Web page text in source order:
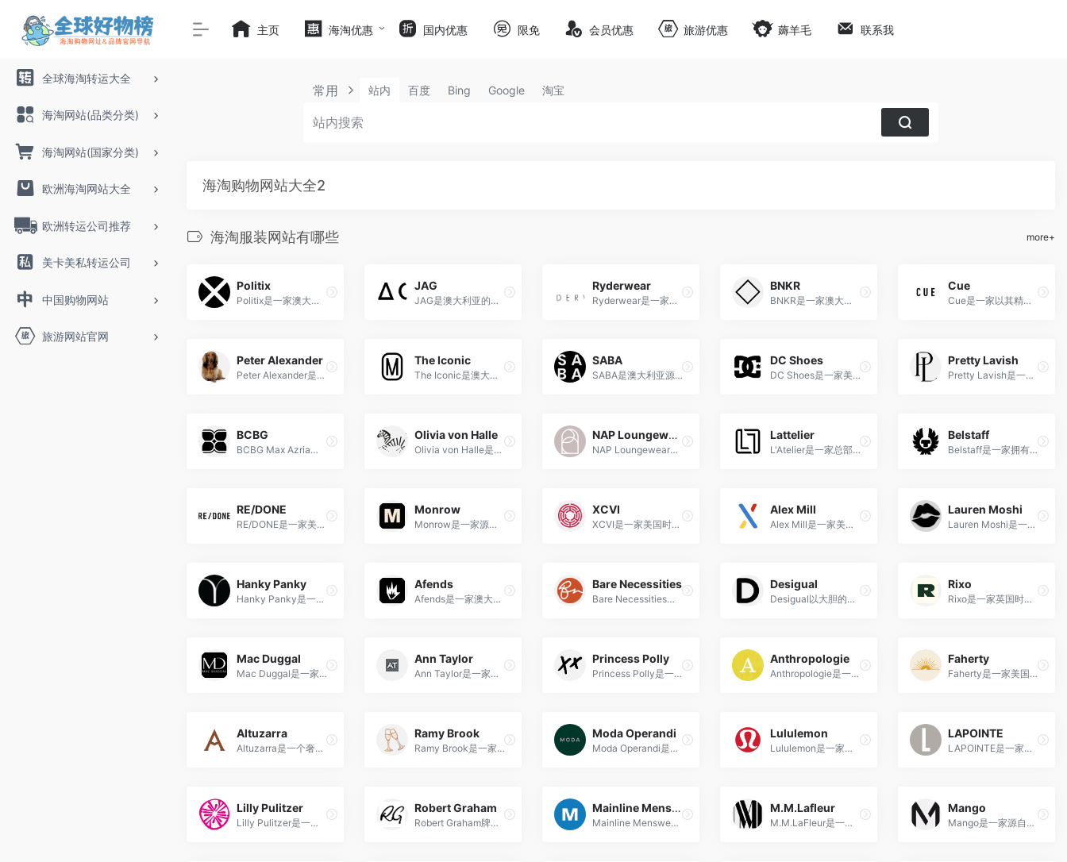
全球海淘转运大全
海淘网站(品类分类)
海淘网站(国家分类)
欧洲海淘网站大全
欧洲转运公司推荐
美卡美私转运公司
中国购物网站
旅游网站官网
主页 海淘优惠 国内优惠 限免 会员优惠 旅游优惠 薅羊毛 联系我
常用 站内 百度 Bing Google 淘宝
海淘购物网站大全2
海淘服装网站有哪些 more+
Politix
Politix是一家澳大利亚时尚男装品牌，以其个性独特的设计风格和高品质制作工艺受到广泛喜爱，为现代都市男士提供多样化的时尚选择。
JAG
JAG是澳大利亚的时尚品牌，以其现代休闲风格和高品质服装系列而备受瞩目。
Ryderwear
Ryderwear是一家澳大利亚运动装备品牌，以其时尚设计和高品质产品在健身界备受瞩目。
BNKR
BNKR是一家澳大利亚时尚零售商，以引领潮流、提供高品质设计师品牌的时尚单品而著称。
Cue
Cue是一家以其精致、时尚和优质的女装而备受喜爱的澳大利亚时尚品牌。
Peter Alexander
Peter Alexander是一家以睡衣和家居服为主打的澳大利亚品牌，以其独特的设计和高品质的产品而备受瞩目，为顾客提供舒适、时尚的家居服装。
The Iconic
The Iconic是澳大利亚领先的时尚与服装在线零售商，提供来自世界各地知名品牌的时尚、服装、鞋履、配饰等产品，以丰富的选择和优质的服务备受消费者喜爱。
SABA
SABA是澳大利亚源自的时尚品牌，以其现代简洁、高品质的设计风格而备受喜爱，为都市人们带来优雅与时尚的穿着选择。
DC Shoes
DC Shoes是一家美国潮流服饰和滑板鞋品牌，以其与极限运动文化的密切联系和高品质产品而备受年轻人喜爱。
Pretty Lavish
Pretty Lavish是一家源自英国的时尚品牌，以其精致女性的时尚单品和独特设计风格而备受喜爱。
BCBG
BCBG Max Azria是由法国设计师Max Azria于1989年创立的时尚品牌，以融合现代感与优雅风格而备受瞩目。
Olivia von Halle
Olivia von Halle是一家源自英国的高端睡衣和家居服品牌，以精致的丝绸面料与优雅剪裁融合，为现代女性带来舒适与品质兼具的家居时尚体验。
NAP Loungewear
NAP Loungewear是一家成立于2020年夏季的高档家居服品牌，以女性视角的经典剪裁和高品质面料为特色，旨在为现代女性提供舒适、优质的时尚家居服装。
Lattelier
L'Atelier是一家总部位于纽约的时尚品牌，成立于2020年，以现代、真实和多维的审美特色为特点，致力于提升日常服装的品质，创造永恒的时尚单品。
Belstaff
Belstaff是一家拥有近一个世纪历史的英国时尚品牌，以其经典的摩托车服装和高品质的皮革制品而备受瞩目，将时尚与功能完美结合。
RE/DONE
RE/DONE是一家美国时尚品牌，以其独特的可持续再生设计和复古牛仔服装而闻名，将传统与现代时尚相融合。
Monrow
Monrow是一家源自洛杉矶的时尚品牌，以其舒适的休闲服装和简约的设计风格著称，兼具潮流与经典元素，注重可持续发展。
XCVI
XCVI是一家美国时尚品牌，以将舒适性与时尚融合于设计中，以宽松休闲风格和高品质材料著称，成为了备受瞩目的时尚界品牌。
Alex Mill
Alex Mill是一家美国时尚品牌，以融合经典、舒适和实用的设计理念而闻名，致力于提供高品质、低调奢华的服装选择。
Lauren Moshi
Lauren Moshi是一家以独特手绘设计和高品质材料闻名的美国时尚品牌。
Hanky Panky
Hanky Panky是一家源自纽约的内衣品牌，以独特的花边面料、高品质和舒适性著称，为女性提供精致时尚的内衣选择。
Afends
Afends是一家澳大利亚时尚品牌，以独特设计和可持续时尚理念为特色，融合冲浪文化与街头元素，受到年轻人和时尚爱好者的喜爱。
Bare Necessities
Bare Necessities是一家美国知名的内衣品牌零售商，以提供各种类型、尺寸和风格的舒适内衣、泳装和睡衣而闻名。
Desigual
Desigual以大胆的颜色和独特的图案设计闻名，融合西班牙文化元素，呈现出充满活力的独特时尚风格。
Rixo
Rixo是一家英国时尚品牌，以其独特的印花设计和复古风格在时尚界备受瞩目。
Mac Duggal
Mac Duggal是一家以其豪华晚礼服和时尚装备而闻名于世的高端时尚设计师品牌。
Ann Taylor
Ann Taylor是一家知名的美国女性时装品牌，专注于提供高质量、经典和时尚的女性服装和配饰。
Princess Polly
Princess Polly是一家澳大利亚的时尚零售品牌，专注于为年轻时尚女性提供多样化、前卫的女装和配饰。
Anthropologie
Anthropologie是一家美国时尚零售品牌，以其独特的设计风格和多元的产品线，包括女性服装、家居用品、饰品和礼品而闻名。
Faherty
Faherty是一家美国时尚品牌，以其可持续的休闲和度假服装、舒适性和环保理念而著名。
Altuzarra
Altuzarra是一个奢侈的女士成衣和配饰系列品牌，以其独特的设计和豪华的面料而著称，为现代女性提供充满魅力的服装。
Ramy Brook
Ramy Brook是一家美国时尚品牌，以其精致的女装和流行的设计而闻名。
Moda Operandi
Moda Operandi是一家备受尊敬的奢侈时尚电子商务平台，以精选的设计师服装、配饰和提前预订时装系列的独特功能而著称。
Lululemon
Lululemon是一家加拿大高端运动服装品牌，以高品质、时尚设计和社区建设而著名。
LAPOINTE
LAPOINTE是一家美国高端时尚品牌，以奢华、现代和多样化的女性时装设计而著称，致力于展现女性自信和独立。
Lilly Pulitzer
Lilly Pulitzer是一家美国时尚品牌，以其多彩的印花设计和轻松的度假风格而著称，代表着夏季时尚和生活方式的愉悦。
Robert Graham
Robert Graham牌子怎么样？ro...
Mainline Menswear
Mainline Menswear是一家英国男装时尚在线零售商，提供广泛的国际知名品牌男性服装、鞋类和配件。
M.M.Lafleur
M.M.LaFleur是一家美国时尚品牌，为现代职业女性提供精致、舒适且多功能的工作服和时尚选择。
Mango
Mango是一家源自西班牙的时尚品牌，以其多元化的设计、实惠的价格和贴近时尚潮流的服装、鞋子和配饰而闻名。